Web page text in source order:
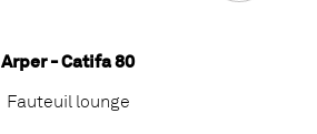
Arper - Catifa 80
Fauteuil lounge